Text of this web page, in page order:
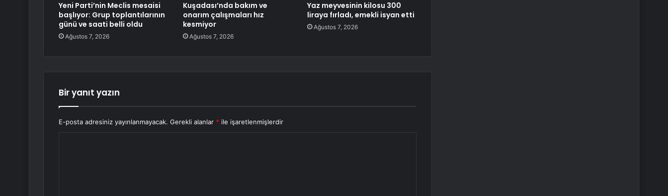
Yeni Parti’nin Meclis mesaisi
başlıyor: Grup toplantılarının
günü ve saati belli oldu
Ağustos 7, 2026
Kuşadası’nda bakım ve
onarım çalışmaları hız
kesmiyor
Ağustos 7, 2026
Yaz meyvesinin kilosu 300
liraya fırladı, emekli isyan etti
Ağustos 7, 2026
Bir yanıt yazın
E-posta adresiniz yayınlanmayacak. Gerekli alanlar * ile işaretlenmişlerdir